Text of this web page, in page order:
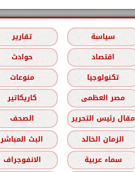
سياسة
تقارير
اقتصاد
حوادث
تكنولوجيا
منوعات
مصر العظمى
كاريكاتير
مقال رئيس التحرير
الصحف
الزمان الخالد
البث المباشر
سماء عربية الانفوجراف